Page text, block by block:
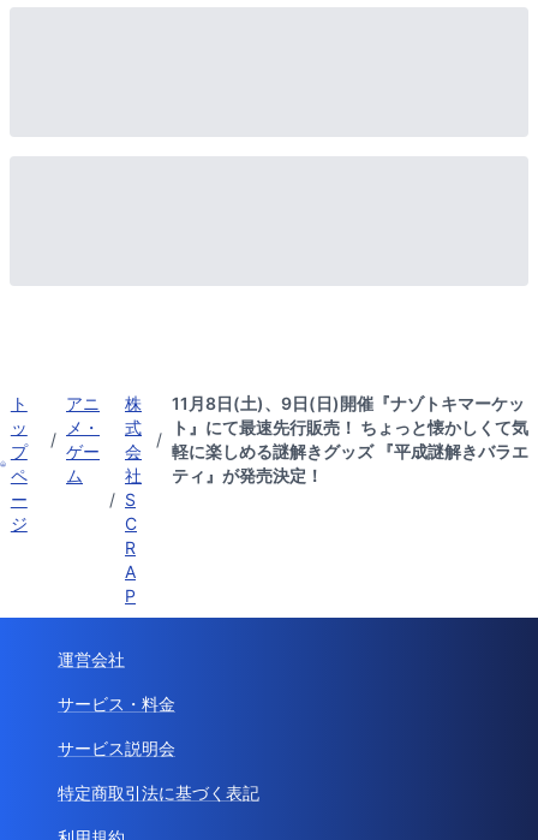
ト
ッ
プ
ペ
ー
ジ
/
アニ
メ・
ゲー
ム
/
株
式
会
社
S
C
R
A
P
/
11月8日(土)、9日(日)開催『ナゾトキマーケッ
ト』にて最速先行販売！ ちょっと懐かしくて気
軽に楽しめる謎解きグッズ 『平成謎解きバラエ
ティ』が発売決定！
運営会社
サービス・料金
サービス説明会
特定商取引法に基づく表記